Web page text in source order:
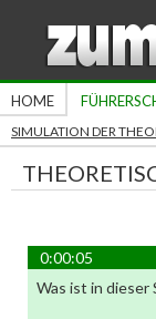
HOME
SIMULATION DER
0:00:06
Was ist in dieser